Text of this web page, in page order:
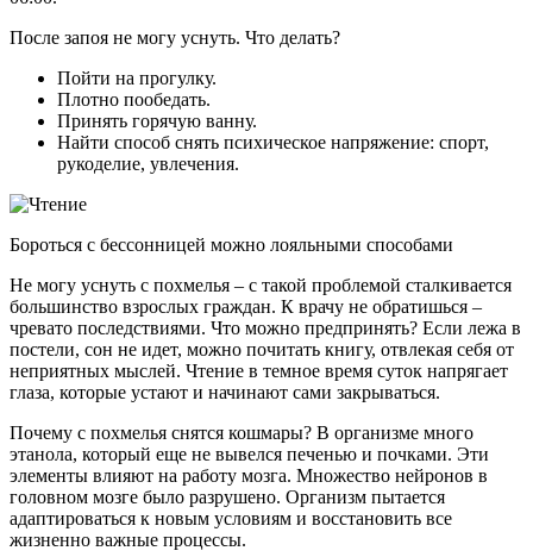
После запоя не могу уснуть. Что делать?
Пойти на прогулку.
Плотно пообедать.
Принять горячую ванну.
Найти способ снять психическое напряжение: спорт,
рукоделие, увлечения.
Бороться с бессонницей можно лояльными способами
Не могу уснуть с похмелья – с такой проблемой сталкивается
большинство взрослых граждан. К врачу не обратишься –
чревато последствиями. Что можно предпринять? Если лежа в
постели, сон не идет, можно почитать книгу, отвлекая себя от
неприятных мыслей. Чтение в темное время суток напрягает
глаза, которые устают и начинают сами закрываться.
Почему с похмелья снятся кошмары? В организме много
этанола, который еще не вывелся печенью и почками. Эти
элементы влияют на работу мозга. Множество нейронов в
головном мозге было разрушено. Организм пытается
адаптироваться к новым условиям и восстановить все
жизненно важные процессы.